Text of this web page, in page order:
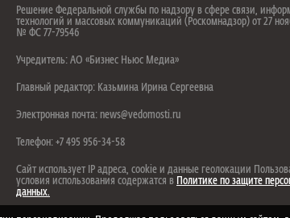
Решение Федеральной службы по надзору в сфере связи,
технологий и массовых коммуникаций (Роскомнадзор) от 27
№ ФС 77-79546
Учредитель: АО «Бизнес Ньюс Медиа»
Главный редактор: Казьмина Ирина Сергеевна
Электронная почта: news@vedomosti.ru
Телефон: +7 495 956-34-58
Сайт использует IP адреса, cookie и данные геолокации
условия использования содержатся в Политике по защите
данных.